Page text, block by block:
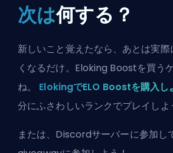
次は何する？
新しいこと覚えたなら、あとは実
くなるだけ。Eloking Boostを買う
ね。 ElokingでELO Boostを購入し
分にふさわしいランクでプレイしよ
または、 Discordサーバーに参加し